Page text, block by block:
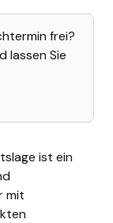
frei?
lassen Sie
ist ein
mit